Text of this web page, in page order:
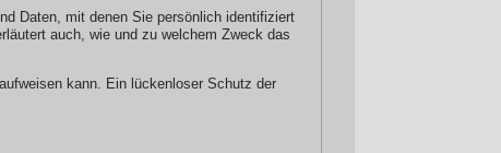
Daten, mit denen Sie persönlich identifiziert
auch, wie und zu welchem Zweck das
kann. Ein lückenloser Schutz der